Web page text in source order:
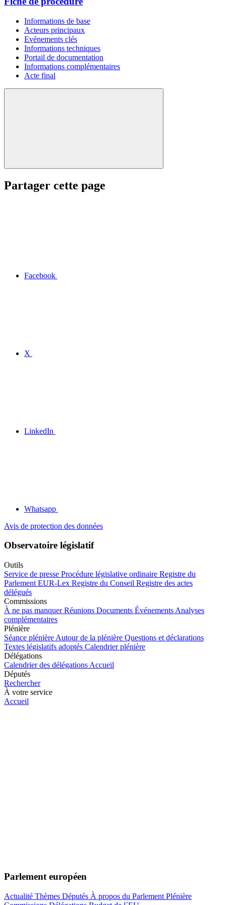
Informations de base
Acteurs principaux
Evénements clés
Informations techniques
Portail de documentation
Informations complémentaires
Acte final
Partager cette page
Facebook
X
LinkedIn
Whatsapp
Avis de protection des données
Observatoire législatif
Outils
Service de presse Procédure législative ordinaire Registre du
Parlement EUR-Lex Registre du Conseil Registre des actes
délégués
Commissions
À ne pas manquer Réunions Documents Événements Analyses
complémentaires
Plénière
Séance plénière Autour de la plénière Questions et déclarations
Textes législatifs adoptés Calendrier plénière
Délégations
Calendrier des délégations Accueil
Députés
Rechercher
À votre service
Accueil
Parlement européen
Actualité Thèmes Députés À propos du Parlement Plénière